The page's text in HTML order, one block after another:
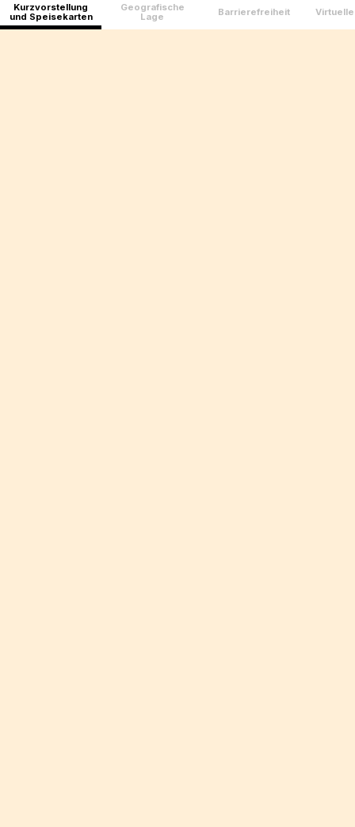
Kurzvorstellung
und Speisekarten
Geografische
Lage
Barrierefreiheit